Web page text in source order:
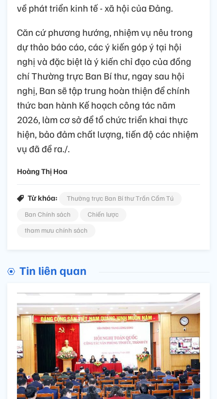
về phát triển kinh tế - xã hội của Đảng.
Căn cứ phương hướng, nhiệm vụ nêu trong
dự thảo báo cáo, các ý kiến góp ý tại hội
nghị và đặc biệt là ý kiến chỉ đạo của đồng
chí Thường trực Ban Bí thư, ngay sau hội
nghị, Ban sẽ tập trung hoàn thiện để chính
thức ban hành Kế hoạch công tác năm
2026, làm cơ sở để tổ chức triển khai thực
hiện, bảo đảm chất lượng, tiến độ các nhiệm
vụ đã đề ra./.
Hoàng Thị Hoa
Từ khóa:
Thường trực Ban Bí thư Trần Cẩm Tú
Ban Chính sách
Chiến lược
tham mưu chính sách
Tin liên quan